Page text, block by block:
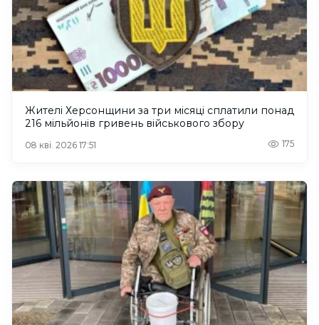
Жителі Херсонщини за три місяці сплатили понад
216 мільйонів гривень військового збору
08 кві. 2026 17:51 175